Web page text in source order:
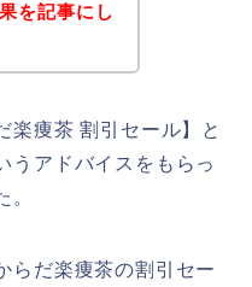
を記事にし
楽痩茶 割引セール】と
うアドバイスをもらっ
。
らだ楽痩茶の割引セー